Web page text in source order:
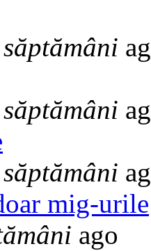
mig-urile
ago